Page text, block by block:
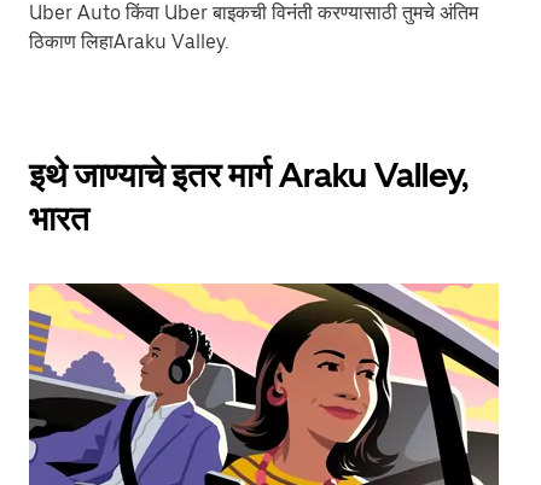
Uber Auto किंवा Uber बाइकची विनंती करण्यासाठी तुमचे अंतिम
ठिकाण लिहाAraku Valley.
इथे जाण्याचे इतर मार्ग Araku Valley,
भारत